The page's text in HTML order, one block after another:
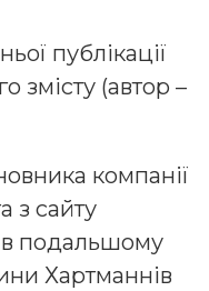
публікації
змісту (автор –
компанії
з сайту
в подальшому
Хартманнів